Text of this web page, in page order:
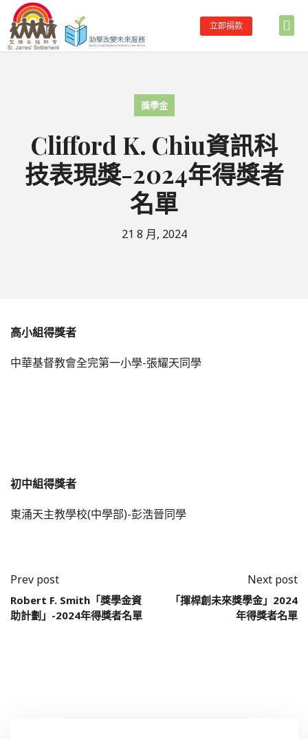
立即捐款
獎學金
Clifford K. Chiu資訊科
技表現獎-2024年得獎者
名單
21 8 月, 2024
高小組得獎者
中華基督教會全完第一小學-張耀天同學
初中組得獎者
東涌天主教學校(中學部)-彭浩晉同學
Prev post
Robert F. Smith「獎學金資
助計劃」-2024年得獎者名單
Next post
「揮桿創未來獎學金」2024
年得獎者名單